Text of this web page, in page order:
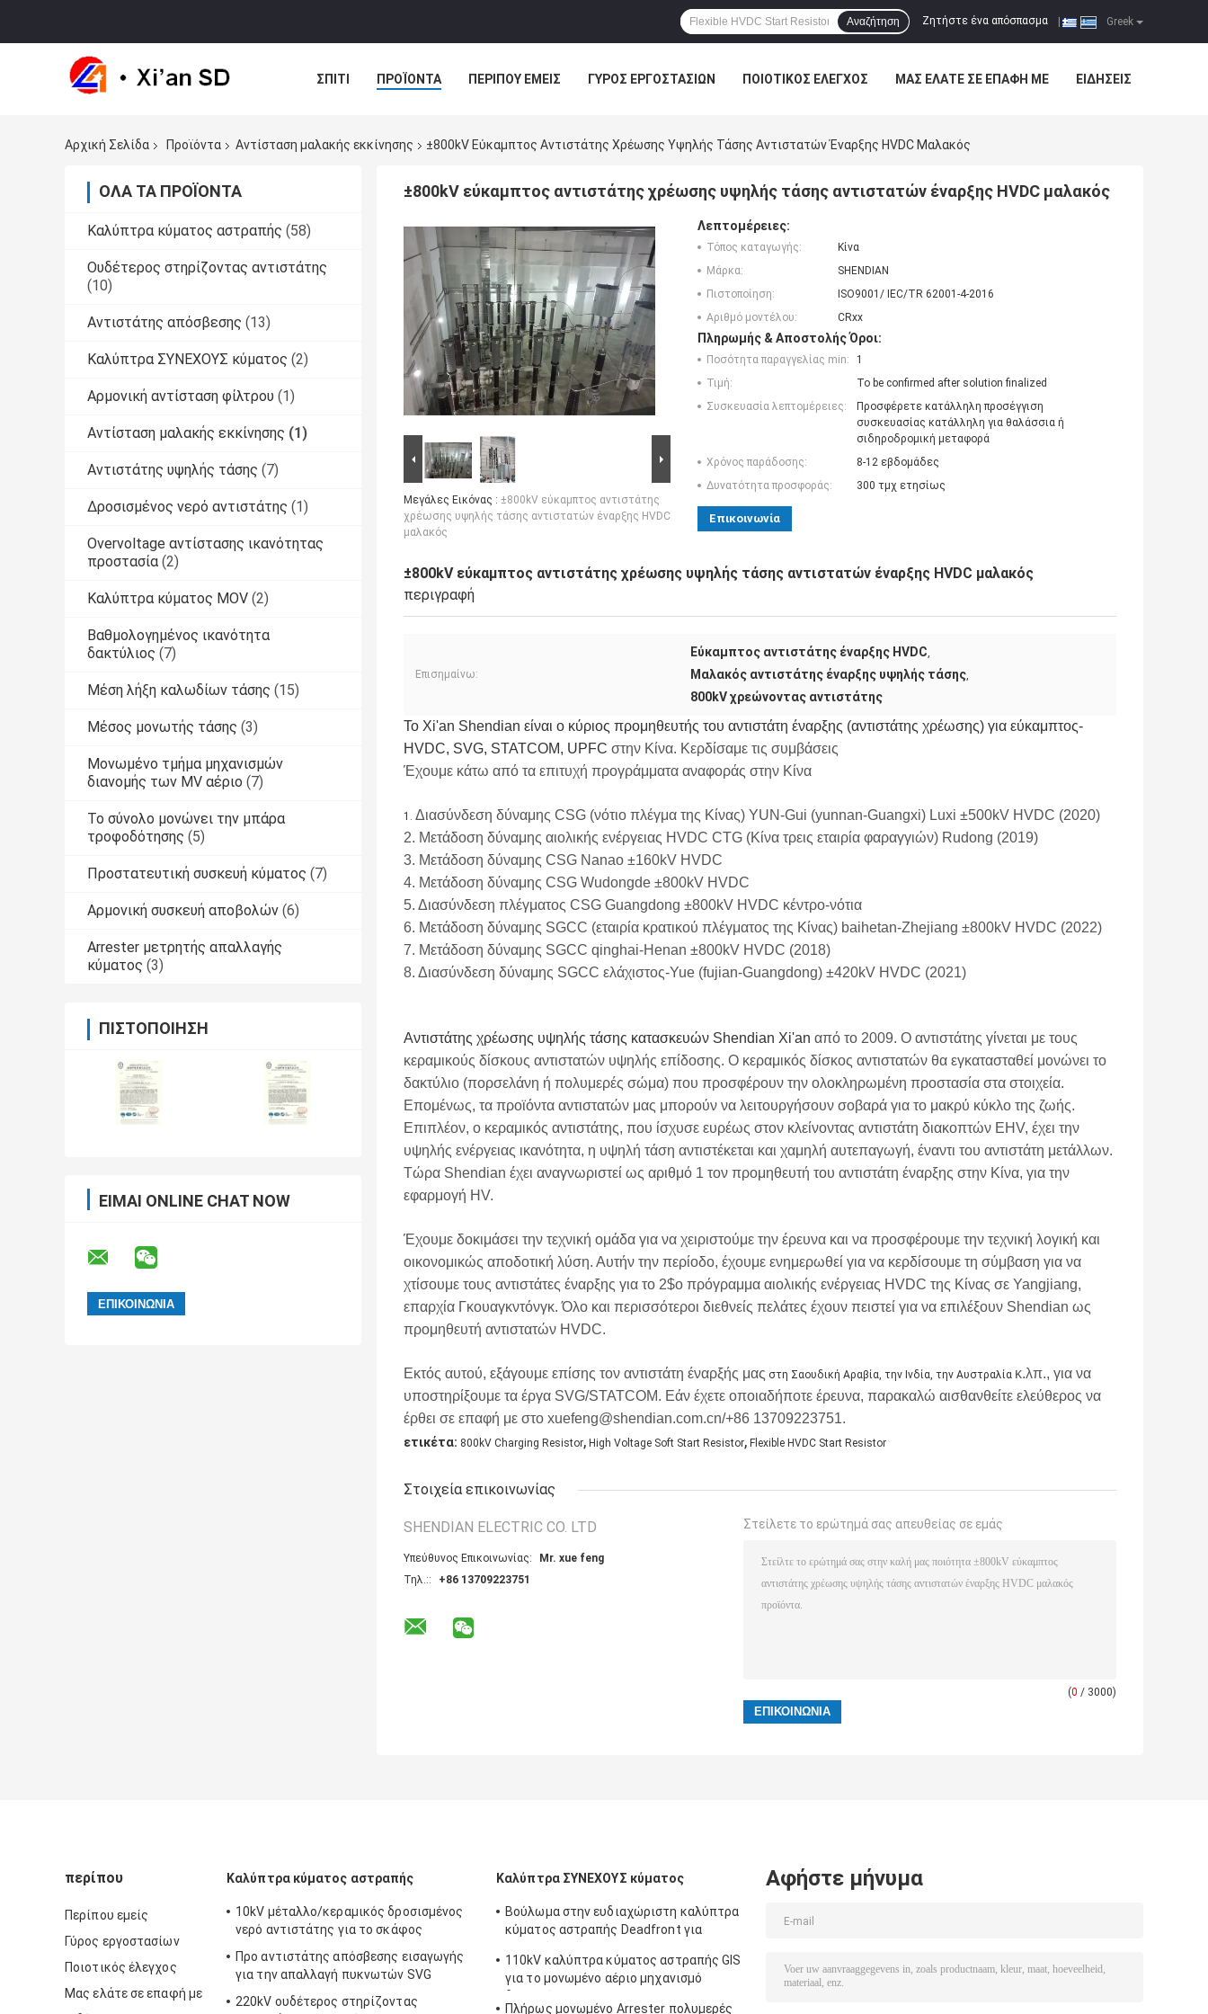
Greek
Ζητήστε ένα απόσπασμα
Αναζήτηση
ΣΠΊΤΙ ΠΡΟΪΌΝΤΑ ΠΕΡΊΠΟΥ ΕΜΕΊΣ ΓΎΡΟΣ ΕΡΓΟΣΤΑΣΊΩΝ ΠΟΙΟΤΙΚΌΣ ΈΛΕΓΧΟΣ ΜΑΣ ΕΛΆΤΕ ΣΕ ΕΠΑΦΉ ΜΕ ΕΙΔΉΣΕΙΣ
Αρχική Σελίδα
Προϊόντα Αντίσταση μαλακής εκκίνησης ±800kV Εύκαμπτος Αντιστάτης Χρέωσης Υψηλής Τάσης Αντιστατών Έναρξης HVDC Μαλακός
ΌΛΑ ΤΑ ΠΡΟΪΌΝΤΑ
Καλύπτρα κύματος αστραπής (58)
Ουδέτερος στηρίζοντας αντιστάτης
(10)
Αντιστάτης απόσβεσης (13)
Καλύπτρα ΣΥΝΕΧΟΥΣ κύματος (2)
Αρμονική αντίσταση φίλτρου (1)
Αντίσταση μαλακής εκκίνησης (1)
Αντιστάτης υψηλής τάσης (7)
Δροσισμένος νερό αντιστάτης (1)
Overvoltage αντίστασης ικανότητας
προστασία (2)
Καλύπτρα κύματος MOV (2)
Βαθμολογημένος ικανότητα
δακτύλιος (7)
Μέση λήξη καλωδίων τάσης (15)
Μέσος μονωτής τάσης (3)
Μονωμένο τμήμα μηχανισμών
διανομής των MV αέριο (7)
Το σύνολο μονώνει την μπάρα
τροφοδότησης (5)
Προστατευτική συσκευή κύματος (7)
Αρμονική συσκευή αποβολών (6)
Arrester μετρητής απαλλαγής
κύματος (3)
ΠΙΣΤΟΠΟΊΗΣΗ
ΕΊΜΑΙ ONLINE CHAT NOW
±800kV εύκαμπτος αντιστάτης χρέωσης υψηλής τάσης αντιστατών έναρξης HVDC μαλακός
Μεγάλες Εικόνας : ±800kV εύκαμπτος αντιστάτης
χρέωσης υψηλής τάσης αντιστατών έναρξης HVDC
μαλακός
Λεπτομέρειες:
Τόπος καταγωγής:
Κίνα
Μάρκα:
SHENDIAN
Πιστοποίηση:
ISO9001/ IEC/TR 62001-4-2016
Αριθμό μοντέλου:
CRxx
Πληρωμής & Αποστολής Όροι:
Ποσότητα παραγγελίας min:
1
Τιμή:
To be confirmed after solution finalized
Συσκευασία λεπτομέρειες:
Προσφέρετε κατάλληλη προσέγγιση
συσκευασίας κατάλληλη για θαλάσσια ή
σιδηροδρομική μεταφορά
Χρόνος παράδοσης:
8-12 εβδομάδες
Δυνατότητα προσφοράς:
300 τμχ ετησίως
Επικοινωνία
±800kV εύκαμπτος αντιστάτης χρέωσης υψηλής τάσης αντιστατών έναρξης HVDC μαλακός
περιγραφή
Επισημαίνω:
Εύκαμπτος αντιστάτης έναρξης HVDC,
Μαλακός αντιστάτης έναρξης υψηλής τάσης,
800kV χρεώνοντας αντιστάτης
Το Xi'an Shendian είναι ο κύριος προμηθευτής του αντιστάτη έναρξης (αντιστάτης χρέωσης) για εύκαμπτος-
HVDC, SVG, STATCOM, UPFC στην Κίνα. Κερδίσαμε τις συμβάσεις
Έχουμε κάτω από τα επιτυχή προγράμματα αναφοράς στην Κίνα
1. Διασύνδεση δύναμης CSG (νότιο πλέγμα της Κίνας) YUN-Gui (yunnan-Guangxi) Luxi ±500kV HVDC (2020)
2. Μετάδοση δύναμης αιολικής ενέργειας HVDC CTG (Κίνα τρεις εταιρία φαραγγιών) Rudong (2019)
3. Μετάδοση δύναμης CSG Nanao ±160kV HVDC
4. Μετάδοση δύναμης CSG Wudongde ±800kV HVDC
5. Διασύνδεση πλέγματος CSG Guangdong ±800kV HVDC κέντρο-νότια
6. Μετάδοση δύναμης SGCC (εταιρία κρατικού πλέγματος της Κίνας) baihetan-Zhejiang ±800kV HVDC (2022)
7. Μετάδοση δύναμης SGCC qinghai-Henan ±800kV HVDC (2018)
8. Διασύνδεση δύναμης SGCC ελάχιστος-Yue (fujian-Guangdong) ±420kV HVDC (2021)
Αντιστάτης χρέωσης υψηλής τάσης κατασκευών Shendian Xi'an από το 2009. Ο αντιστάτης γίνεται με τους
κεραμικούς δίσκους αντιστατών υψηλής επίδοσης. Ο κεραμικός δίσκος αντιστατών θα εγκατασταθεί μονώνει το
δακτύλιο (πορσελάνη ή πολυμερές σώμα) που προσφέρουν την ολοκληρωμένη προστασία στα στοιχεία.
Επομένως, τα προϊόντα αντιστατών μας μπορούν να λειτουργήσουν σοβαρά για το μακρύ κύκλο της ζωής.
Επιπλέον, ο κεραμικός αντιστάτης, που ίσχυσε ευρέως στον κλείνοντας αντιστάτη διακοπτών EHV, έχει την
υψηλής ενέργειας ικανότητα, η υψηλή τάση αντιστέκεται και χαμηλή αυτεπαγωγή, έναντι του αντιστάτη μετάλλων.
Τώρα Shendian έχει αναγνωριστεί ως αριθμό 1 τον προμηθευτή του αντιστάτη έναρξης στην Κίνα, για την
εφαρμογή HV.
Έχουμε δοκιμάσει την τεχνική ομάδα για να χειριστούμε την έρευνα και να προσφέρουμε την τεχνική λογική και
οικονομικώς αποδοτική λύση. Αυτήν την περίοδο, έχουμε ενημερωθεί για να κερδίσουμε τη σύμβαση για να
χτίσουμε τους αντιστάτες έναρξης για το 2$ο πρόγραμμα αιολικής ενέργειας HVDC της Κίνας σε Yangjiang,
επαρχία Γκουαγκντόνγκ. Όλο και περισσότεροι διεθνείς πελάτες έχουν πειστεί για να επιλέξουν Shendian ως
προμηθευτή αντιστατών HVDC.
Εκτός αυτού, εξάγουμε επίσης τον αντιστάτη έναρξής μας στη Σαουδική Αραβία, την Ινδία, την Αυστραλία κ.λπ., για να
υποστηρίξουμε τα έργα SVG/STATCOM. Εάν έχετε οποιαδήποτε έρευνα, παρακαλώ αισθανθείτε ελεύθερος να
έρθει σε επαφή με στο xuefeng@shendian.com.cn/+86 13709223751.
ετικέτα: 800kV Charging Resistor, High Voltage Soft Start Resistor, Flexible HVDC Start Resistor
Στοιχεία επικοινωνίας
SHENDIAN ELECTRIC CO. LTD
Υπεύθυνος Επικοινωνίας:
Mr. xue feng
Τηλ.::
+86 13709223751
Στείλετε το ερώτημά σας απευθείας σε εμάς
(0 / 3000)
περίπου
Περίπου εμείς
Γύρος εργοστασίων
Ποιοτικός έλεγχος
Μας ελάτε σε επαφή με
Καλύπτρα κύματος αστραπής
10kV μέταλλο/κεραμικός δροσισμένος
νερό αντιστάτης για το σκάφος
Προ αντιστάτης απόσβεσης εισαγωγής
για την απαλλαγή πυκνωτών SVG
220kV ουδέτερος στηρίζοντας
Καλύπτρα ΣΥΝΕΧΟΥΣ κύματος
Βούλωμα στην ευδιαχώριστη καλύπτρα
κύματος αστραπής Deadfront για
110kV καλύπτρα κύματος αστραπής GIS
για το μονωμένο αέριο μηχανισμό
Πλήρως μονωμένο Arrester πολυμερές
Αφήστε μήνυμα